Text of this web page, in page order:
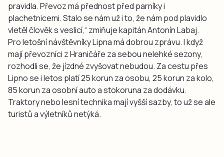
pravidla. Převoz má přednost před parníky i
plachetnicemi. Stalo se nám už i to, že nám pod plavidlo
vletěl člověk s veslicí,“ zmiňuje kapitán Antonín Labaj.
Pro letošní návštěvníky Lipna má dobrou zprávu. I když
mají převozníci z Hraničáře za sebou nelehké sezony,
rozhodli se, že jízdné zvyšovat nebudou. Za cestu přes
Lipno se i letos platí 25 korun za osobu, 25 korun za kolo,
85 korun za osobní auto a stokoruna za dodávku.
Traktory nebo lesní technika mají vyšší sazby, to už se ale
turistů a výletníků netýká.